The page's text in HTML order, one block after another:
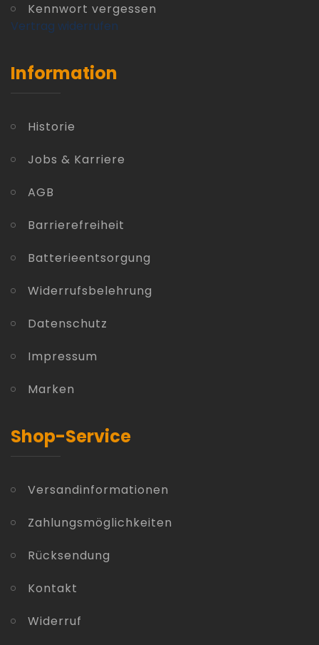
Kennwort vergessen
Vertrag widerrufen
Information
Historie
Jobs & Karriere
AGB
Barrierefreiheit
Batterieentsorgung
Widerrufsbelehrung
Datenschutz
Impressum
Marken
Shop-Service
Versandinformationen
Zahlungsmöglichkeiten
Rücksendung
Kontakt
Widerruf